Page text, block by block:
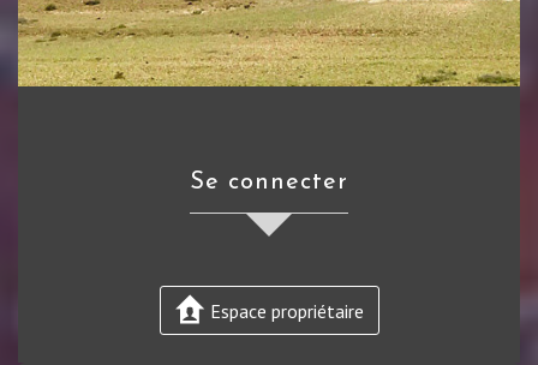
se connecter
Espace propriétaire